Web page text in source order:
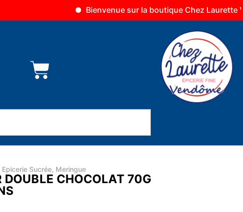
Bienvenue sur la boutique Chez Laurette Vendôme
Epicerie Sucrée, Meringue
DOUBLE CHOCOLAT 70G